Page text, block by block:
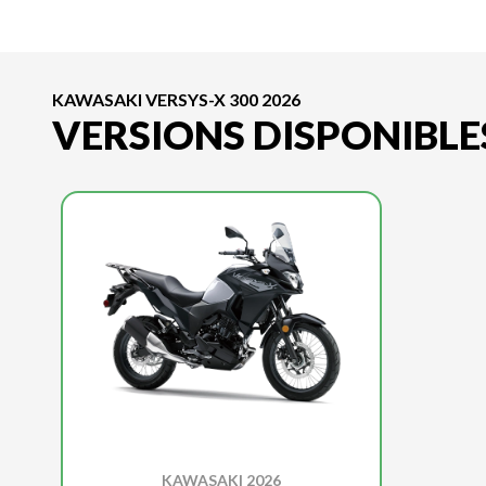
KAWASAKI VERSYS-X 300 2026
VERSIONS
KAWASAKI 2026